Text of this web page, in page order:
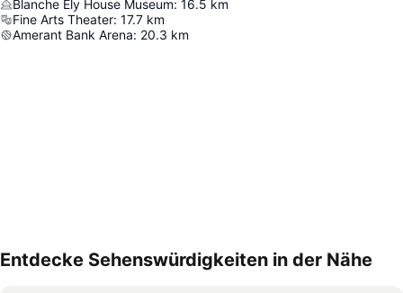
Blanche Ely House Museum: 16.5 km
Fine Arts Theater: 17.7 km
Amerant Bank Arena: 20.3 km
Entdecke Sehenswürdigkeiten in der Nähe